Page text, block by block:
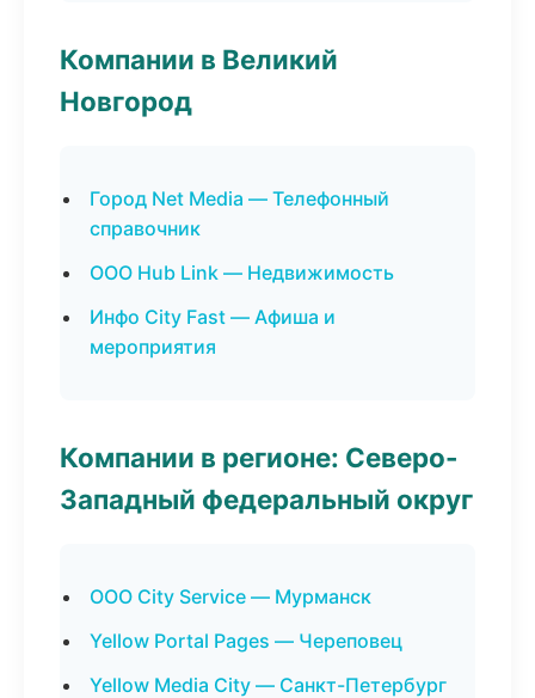
Компании в Великий
Новгород
Город Net Media — Телефонный
справочник
ООО Hub Link — Недвижимость
Инфо City Fast — Афиша и
мероприятия
Компании в регионе: Северо-
Западный федеральный округ
ООО City Service — Мурманск
Yellow Portal Pages — Череповец
Yellow Media City — Санкт-Петербург